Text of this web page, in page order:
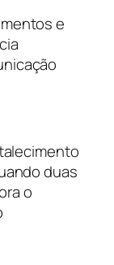
e
duas
o